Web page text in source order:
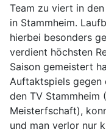
Team zu viert in
in Stammheim.
hierbei besonders
verdient höchsten
Saison gemeistert
Auftaktspiels gegen
den TV
Meisterfschaft),
und man verlor nur